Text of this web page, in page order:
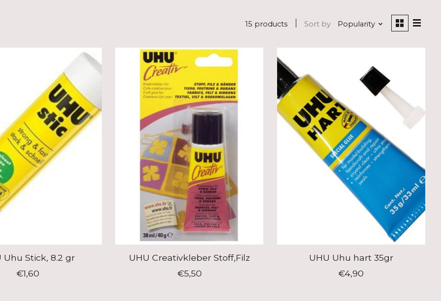
15 products Sort by Popularity
Uhu Stick, 8.2 gr
€1,60
UHU Creativkleber Stoff,Filz
€5,50
UHU Uhu hart 35gr
€4,90